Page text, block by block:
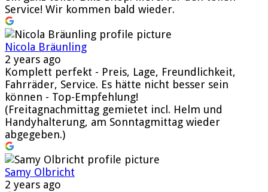
Service! Wir kommen bald wieder.
Nicola Bräunling
2 years ago
Komplett perfekt - Preis, Lage, Freundlichkeit,
Fahrräder, Service. Es hätte nicht besser sein
können - Top-Empfehlung!
(Freitagnachmittag gemietet incl. Helm und
Handyhalterung, am Sonntagmittag wieder
abgegeben.)
Samy Olbricht
2 years ago